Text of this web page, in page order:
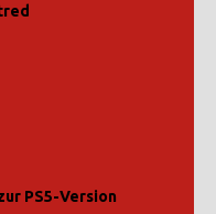
PS5-Version